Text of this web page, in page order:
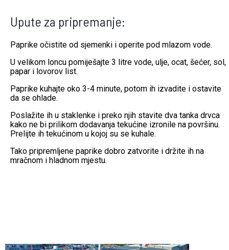
Upute za pripremanje:
Paprike očistite od sjemenki i operite pod mlazom vode.
U velikom loncu pomiješajte 3 litre vode, ulje, ocat, šećer, sol,
papar i lovorov list.
Paprike kuhajte oko 3-4 minute, potom ih izvadite i ostavite
da se ohlade.
Poslažite ih u staklenke i preko njih stavite dva tanka drvca
kako ne bi prilikom dodavanja tekućine izronile na površinu.
Prelijte ih tekućinom u kojoj su se kuhale.
Tako pripremljene paprike dobro zatvorite i držite ih na
mračnom i hladnom mjestu.